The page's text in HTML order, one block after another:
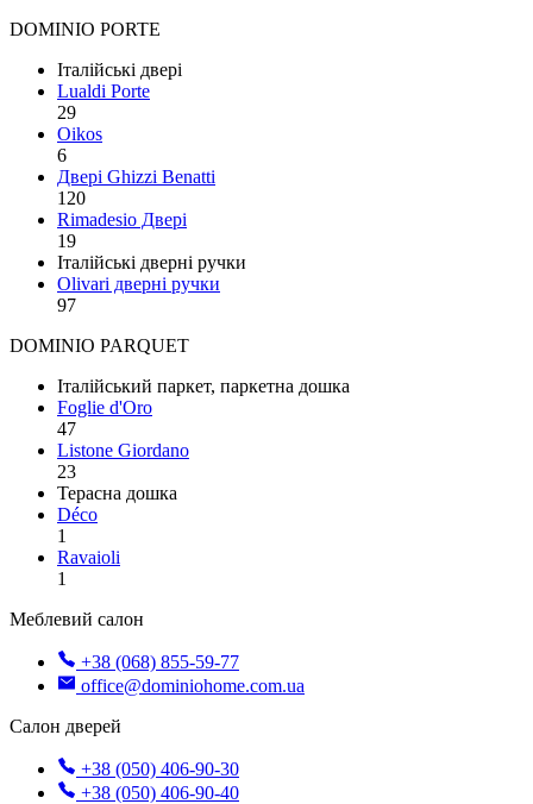
DOMINIO PORTE
Італійські двері
Lualdi Porte
29
Oikos
6
Двері Ghizzi Benatti
120
Rimadesio Двері
19
Італійські дверні ручки
Olivari дверні ручки
97
DOMINIO PARQUET
Італійський паркет, паркетна дошка
Foglie d'Oro
47
Listone Giordano
23
Терасна дошка
Déco
1
Ravaioli
1
Меблевий салон
+38 (068) 855-59-77
office@dominiohome.com.ua
Салон дверей
+38 (050) 406-90-30
+38 (050) 406-90-40